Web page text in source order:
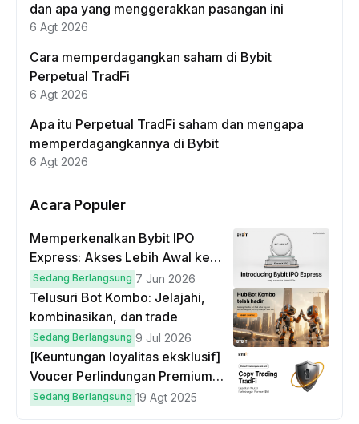
dan apa yang menggerakkan pasangan ini
6 Agt 2026
Cara memperdagangkan saham di Bybit
Perpetual TradFi
6 Agt 2026
Apa itu Perpetual TradFi saham dan mengapa
memperdagangkannya di Bybit
6 Agt 2026
Acara Populer
Memperkenalkan Bybit IPO
Express: Akses Lebih Awal ke
IPO Global!
Sedang Berlangsung 7 Jun 2026
Telusuri Bot Kombo: Jelajahi,
kombinasikan, dan trade
Sedang Berlangsung 9 Jul 2026
[Keuntungan loyalitas eksklusif]
Voucer Perlindungan Premium
hingga $50
Sedang Berlangsung 19 Agt 2025